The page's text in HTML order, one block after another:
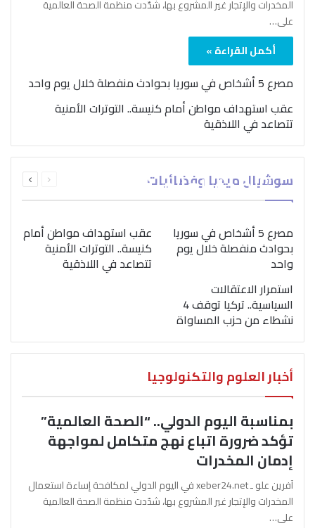
المخدرات والإتجار غير المشروع بها، شدّدت منظمة الصحة العالمية
على…
أكمل القراءة »
مصرع 5 أشخاص في سوريا بحوادث منفصلة خلال يوم واحد
عقب استهداف مواطن أمام كنيسة.. التوترات الأمنية
تتصاعد في اللاذقية
سوشيال ميديا وفضائيات الصفحةالصفحة
بمناسبة اليوم الدولي..
“الصحة العالمية” تؤكد
ضرورة اتباع نهج متكامل
لمواجهة إدمان المخدرات
مصرع 5 أشخاص في سوريا
بحوادث منفصلة خلال يوم
واحد
عقب استهداف مواطن أمام
كنيسة.. التوترات الأمنية
تتصاعد في اللاذقية
استمرار الاعتقالات
السياسية.. تركيا توقف 4
نشطاء من حزب المساواة
أخبار العلوم والتكنولوجيا
بمناسبة اليوم الدولي.. “الصحة العالمية”
تؤكد ضرورة اتباع نهج متكامل لمواجهة
إدمان المخدرات
آفرين علو ـ xeber24.net في اليوم الدولي لمكافحة إساءة استعمال
المخدرات والإتجار غير المشروع بها، شدّدت منظمة الصحة العالمية
على…